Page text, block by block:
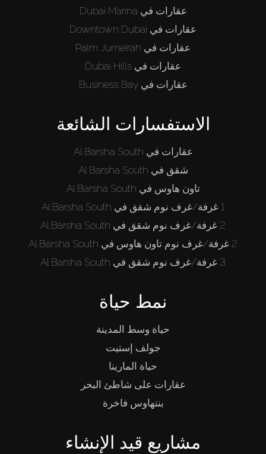
عقارات في Dubai Marina
عقارات في Downtown Dubai
عقارات في Palm Jumeirah
عقارات في Dubai Hills
عقارات في Business Bay
الاستفسارات الشائعة
عقارات في Al Barsha South
شقق في Al Barsha South
تاون هاوس في Al Barsha South
1 غرفة/غرف نوم شقق في Al Barsha South
2 غرفة/غرف نوم شقق في Al Barsha South
2 غرفة/غرف نوم تاون هاوس في Al Barsha South
3 غرفة/غرف نوم شقق في Al Barsha South
نمط حياة
حياة وسط المدينة
جولف إستيت
حياة المارينا
عقارات على شاطئ البحر
بنتهاوس فاخرة
مشاريع قيد الإنشاء